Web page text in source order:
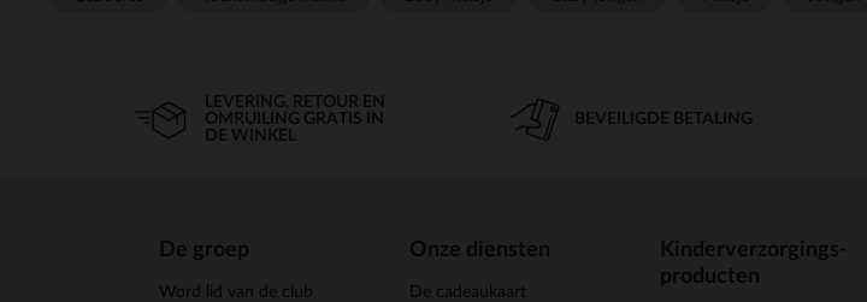
LEVERING, RETOUR EN
OMRUILING GRATIS IN
DE WINKEL
BEVEILIGDE BETALING
De groep
Word lid van de club
Onze diensten
De cadeaukaart
Kinderverzorgings-
producten